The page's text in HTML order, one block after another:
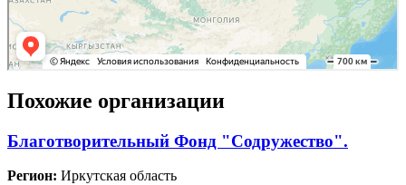
Похожие организации
Благотворительный Фонд "Содружество".
Регион: Иркутская область